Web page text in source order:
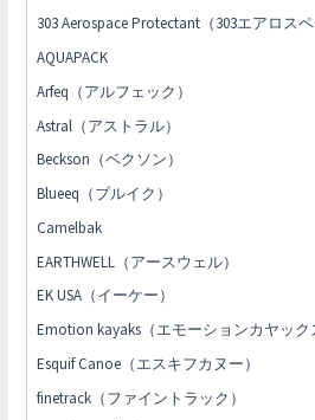
303 Aerospace Protectant（303エアロス
AQUAPACK
Arfeq（アルフェック）
Astral（アストラル）
Beckson（ベクソン）
Blueeq（ブルイク）
Camelbak
EARTHWELL（アースウェル）
EK USA（イーケー）
Emotion kayaks（エモーションカヤック
Esquif Canoe（エスキフカヌー）
finetrack（ファイントラック）